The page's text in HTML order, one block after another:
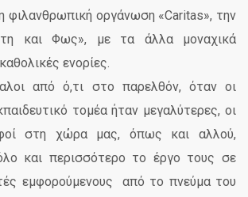
φιλανθρωπική οργάνωση «Caritas», την
και Φως», με τα άλλα μοναχικά
ενορίες.
από ό,τι στο παρελθόν, όταν οι
τομέα ήταν μεγαλύτερες, οι
στη χώρα μας, όπως και αλλού,
και περισσότερο το έργο τους σε
εμφορούμενους από το πνεύμα του